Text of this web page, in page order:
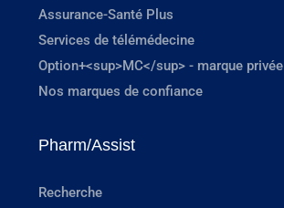
Assurance-Santé Plus
Services de télémédecine
Option+<sup>MC</sup> - marque privée
Nos marques de confiance
Pharm/Assist
Recherche